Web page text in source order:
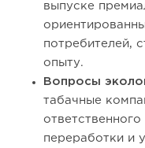
выпуске
потребителей,
опыту.
Вопросы
табачные
переработки и